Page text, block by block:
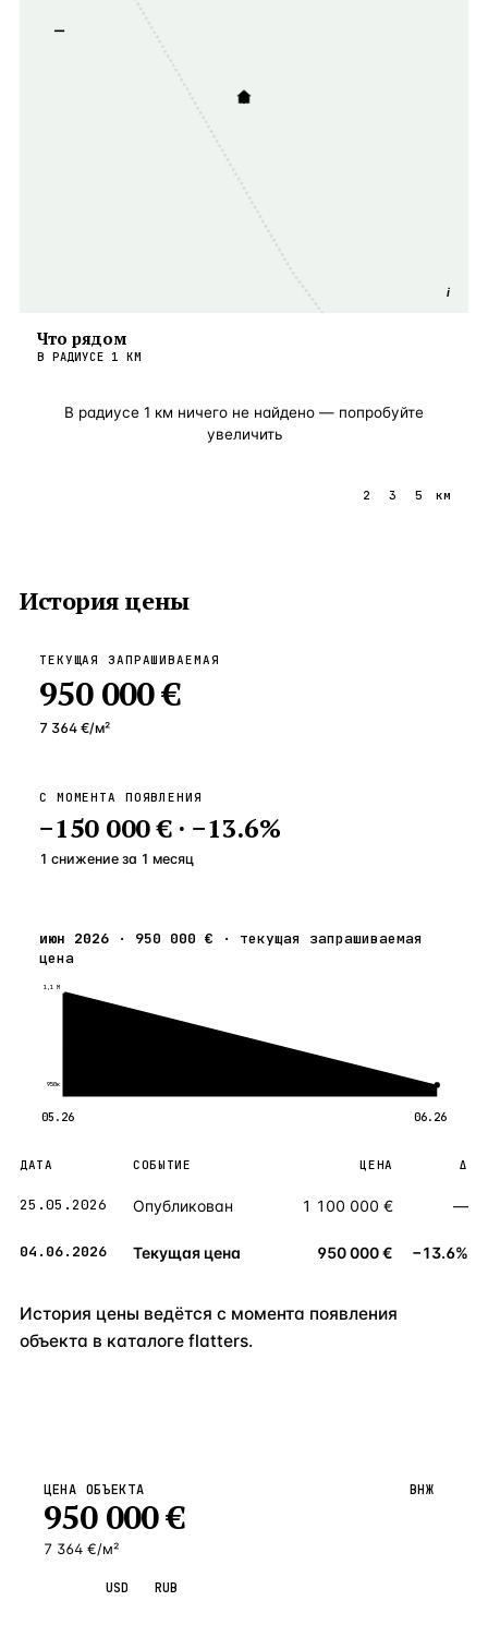
i
−
Что рядом
В РАДИУСЕ 1 КМ
В радиусе 1 км ничего не найдено — попробуйте
увеличить
2 3 5 км
История цены
ТЕКУЩАЯ ЗАПРАШИВАЕМАЯ
950 000 €
7 364 €/м²
С МОМЕНТА ПОЯВЛЕНИЯ
−150 000 €· −13.6%
1 снижение за 1 месяц
июн 2026 · 950 000 € · текущая запрашиваемая
цена
1,1 М
950к
05.26 06.26
ДАТА СОБЫТИЕ ЦЕНА Δ
25.05.2026 Опубликован 1 100 000 € —
04.06.2026 Текущая цена 950 000 € −13.6%
История цены ведётся с момента появления
объекта в каталоге flatters.
ЦЕНА ОБЪЕКТА
950 000€
7 364 €/м²
ВНЖ
USD RUB